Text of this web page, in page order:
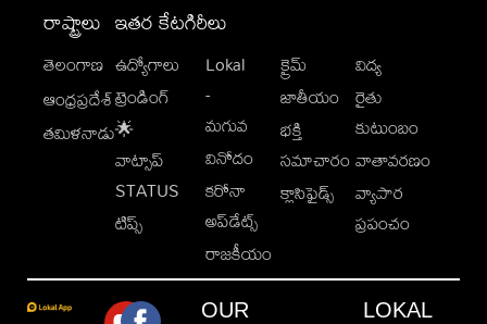
రాష్ట్రాలు
తెలంగాణ
ఆంధ్రప్రదేశ్
తమిళనాడు
ఇతర కేటగిరీలు
ఉద్యోగాలు
ట్రెండింగ్
🌟
వాట్సాప్
STATUS
టిప్స్
Lokal
-
మగువ
వినోదం
కరోనా
అప్‌డేట్స్
రాజకీయం
క్రైమ్
జాతీయం
భక్తి
సమాచారం
క్లాసిఫైడ్స్
విద్య
రైతు
కుటుంబం
వాతావరణం
వ్యాపార
ప్రపంచం
OUR
LOKAL